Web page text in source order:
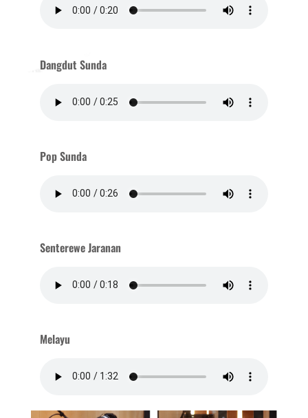
Dangdut Sunda
Pop Sunda
Senterewe Jaranan
Melayu